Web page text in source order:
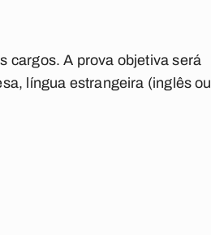
cargos. A prova objetiva será
língua estrangeira (inglês ou